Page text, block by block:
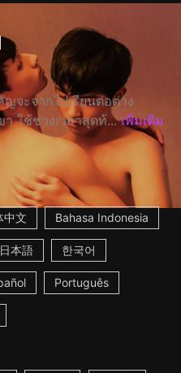
จะจากไปเรียนต่อต่าง
า ใช้ช่วงเวลาสุดท้... เพิ่มเติม
中文 Bahasa Indonesia
日本語 한국어
Português